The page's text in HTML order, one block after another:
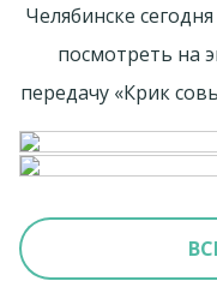
Челябинске
посмотреть на
передачу «Крик